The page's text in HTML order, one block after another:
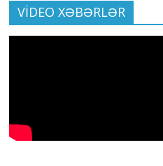
VİDEO XƏBƏRLƏR